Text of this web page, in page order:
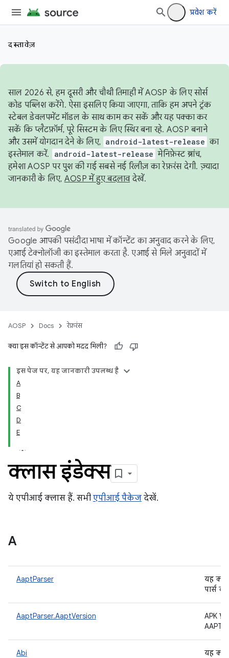
प्रवेश करें
दस्तावेज़
साल 2026 से, हम दूसरी और चौथी तिमाही में AOSP के लिए सोर्स
कोड पब्लिश करेंगे. ऐसा इसलिए किया जाएगा, ताकि हम अपने ट्रंक
स्टेबल डेवलपमेंट मॉडल के साथ काम कर सकें और यह पक्का कर
सकें कि प्लैटफ़ॉर्म, पूरे सिस्टम के लिए स्थिर बना रहे. AOSP बनाने
और उसमें योगदान देने के लिए, android-latest-release का
इस्तेमाल करें.
android-latest-release मेनिफ़ेस्ट ब्रांच,
हमेशा AOSP पर पुश की गई सबसे नई रिलीज़ का रेफ़रंस देगी. ज़्यादा
जानकारी के लिए, AOSP में हुए बदलावदेखें.
Google आपकी पसंदीदा भाषा में कॉन्टेंट का अनुवाद करने के लिए,
एआई टेक्नोलॉजी का इस्तेमाल करता है. एआई से मिले अनुवादों में
गलतियां हो सकती हैं.
AOSP Docs रेफ़रंस
क्या इस कॉन्टेंट से आपको मदद मिली?
इस पेज पर, यह जानकारी उपलब्ध है
A
B
C
D
E
क्लास इंडेक्स
ये एपीआई क्लास हैं. सभी एपीआई पैकेज देखें.
A
AaptParser
यह
पार्स
AaptParser.AaptVersion
APK
AAPT
Abi यह